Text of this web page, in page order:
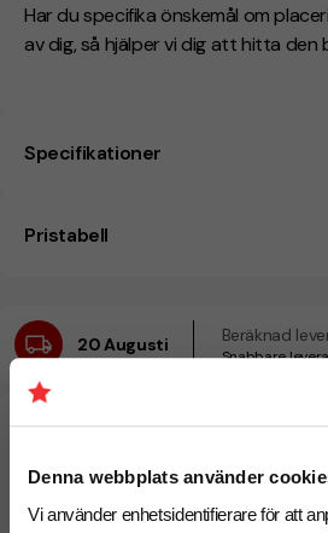
Denna webbplats använder
Vi använder enhetsidentifierare för att
Har du specifika önskemål om
av dig, så hjälper vi dig att hitta den
Specifikationer
Pristabell
20 Augusti Beräknad
Snabbare